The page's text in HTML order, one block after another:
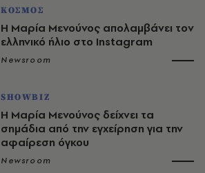
ΚΟΣΜΟΣ
Η Μαρία Μενούνος απολαμβάνει τον
ελληνικό ήλιο στο Instagram
Newsroom
SHOWBIZ
Η Μαρία Μενούνος δείχνει τα
σημάδια από την εγχείρηση για την
αφαίρεση όγκου
Newsroom